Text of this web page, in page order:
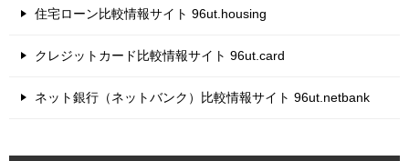
住宅ローン比較情報サイト 96ut.housing
クレジットカード比較情報サイト 96ut.card
ネット銀行（ネットバンク）比較情報サイト 96ut.netbank